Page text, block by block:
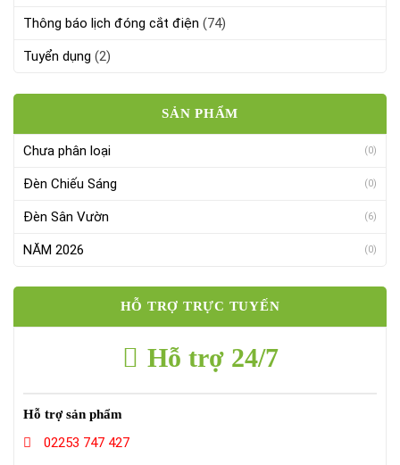
Thông báo lịch đóng cắt điện (74)
Tuyển dụng (2)
SẢN PHẨM
Chưa phân loại (0)
Đèn Chiếu Sáng (0)
Đèn Sân Vườn (6)
NĂM 2026 (0)
HỖ TRỢ TRỰC TUYẾN
Hỗ trợ 24/7
Hỗ trợ sản phẩm
02253 747 427